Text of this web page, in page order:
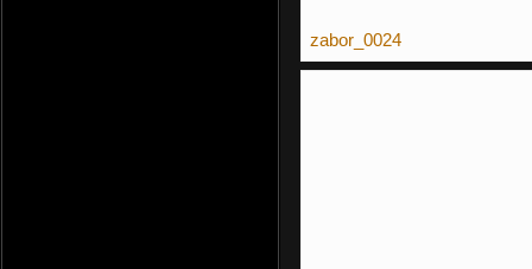
zabor_0024